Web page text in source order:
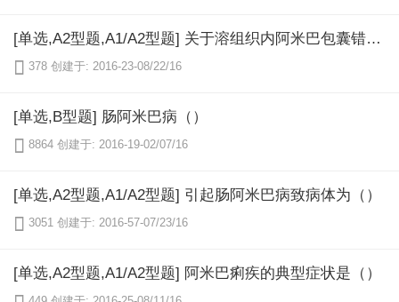
[单选,A2型题,A1/A2型题] 关于溶组织内阿米巴包囊错误的说法是（）
 378 创建于: 2016-23-08/22/16
[单选,B型题] 肠阿米巴病（）
 8864 创建于: 2016-19-02/07/16
[单选,A2型题,A1/A2型题] 引起肠阿米巴病致病体为（）
 3051 创建于: 2016-57-07/23/16
[单选,A2型题,A1/A2型题] 阿米巴痢疾的典型症状是（）